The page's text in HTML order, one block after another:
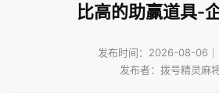
比高的助赢道具-
发布时间：2026-08-06｜
发布者：拨号精灵麻